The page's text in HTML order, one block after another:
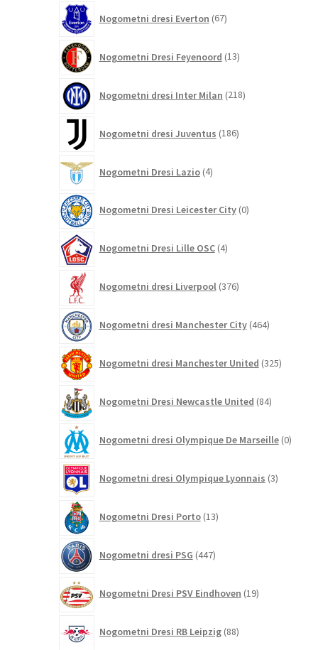
Nogometni dresi Everton 67izdelkov
Nogometni Dresi Feyenoord 13izdelkov
Nogometni dresi Inter Milan 218izdelkov
Nogometni dresi Juventus 186izdelkov
Nogometni Dresi Lazio 4izdelki
Nogometni Dresi Leicester City 0izdelkov
Nogometni Dresi Lille OSC 4izdelki
Nogometni dresi Liverpool 376izdelkov
Nogometni dresi Manchester City 464izdelkov
Nogometni dresi Manchester United 325izdelkov
Nogometni Dresi Newcastle United 84izdelkov
Nogometni dresi Olympique De Marseille 0
Nogometni dresi Olympique Lyonnais 3izdelki
Nogometni Dresi Porto 13izdelkov
Nogometni dresi PSG 447izdelkov
Nogometni Dresi PSV Eindhoven 19izdelkov
Nogometni Dresi RB Leipzig 88izdelkov